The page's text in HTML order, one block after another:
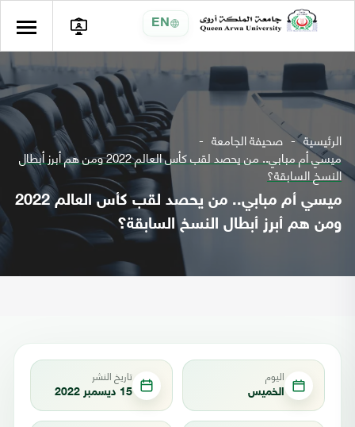
EN
الرئيسية صحيفة الجامعة
ميسي أم مبابي.. من يحصد لقب كأس العالم 2022 ومن هم أبرز أبطال
النسخ السابقة؟
ميسي أم مبابي.. من يحصد لقب كأس العالم 2022
ومن هم أبرز أبطال النسخ السابقة؟
اليوم
الخميس
تاريخ النشر
15 ديسمبر 2022